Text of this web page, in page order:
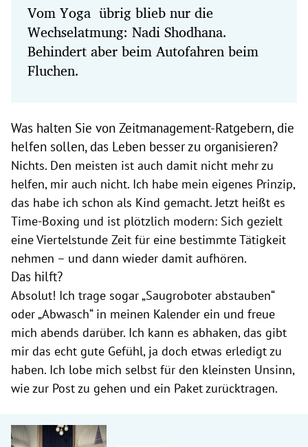
Vom Yoga übrig blieb nur die
Wechselatmung: Nadi Shodhana.
Behindert aber beim Autofahren beim
Fluchen.
Was halten Sie von Zeitmanagement-Ratgebern, die
helfen sollen, das Leben besser zu organisieren?
Nichts. Den meisten ist auch damit nicht mehr zu
helfen, mir auch nicht. Ich habe mein eigenes Prinzip,
das habe ich schon als Kind gemacht. Jetzt heißt es
Time-Boxing und ist plötzlich modern: Sich gezielt
eine Viertelstunde Zeit für eine bestimmte Tätigkeit
nehmen – und dann wieder damit aufhören.
Das hilft?
Absolut! Ich trage sogar „Saugroboter abstauben“
oder „Abwasch“ in meinen Kalender ein und freue
mich abends darüber. Ich kann es abhaken, das gibt
mir das echt gute Gefühl, ja doch etwas erledigt zu
haben. Ich lobe mich selbst für den kleinsten Unsinn,
wie zur Post zu gehen und ein Paket zurücktragen.